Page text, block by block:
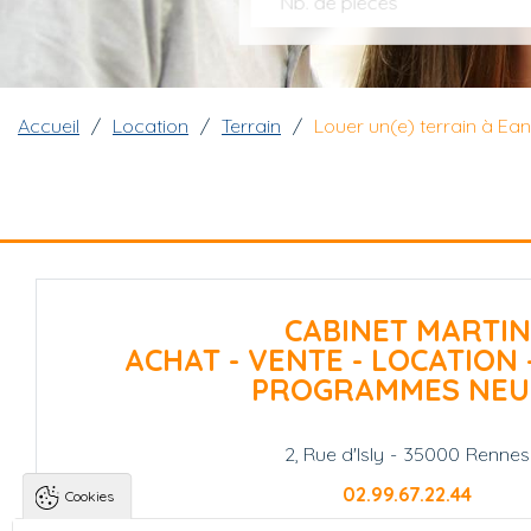
Fil d'Ariane
Accueil Location Terrain Louer un(e) terrain à
CABINET MARTIN
ACHAT - VENTE - LOCATION
PROGRAMMES
2, Rue d'Isly - 35000 Rennes
02.99.67.22.44
Cookies